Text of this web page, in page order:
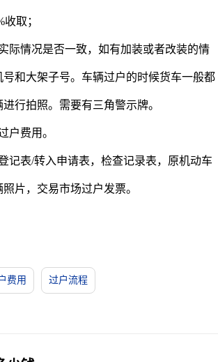
取；
际情况是否一致，如有加装或者改装的情
和大架子号。车辆过户的时候货车一般都
行拍照。需要有三角警示牌。
户费用。
记表/转入申请表，检查记录表，原机动车
片，交易市场过户发票。
费用 过户流程